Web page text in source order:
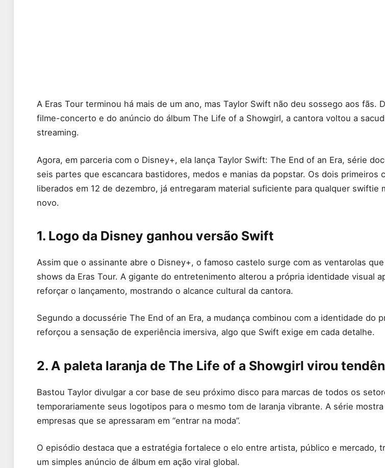
A Eras Tour terminou há mais de um ano, mas Taylor Swift não deu sossego aos fãs.
filme-concerto e do anúncio do álbum The Life of a Showgirl, a cantora voltou a
streaming.
Agora, em parceria com o Disney+, ela lança Taylor Swift: The End of an Era, série
seis partes que escancara bastidores, medos e manias da popstar. Os dois primeiros
liberados em 12 de dezembro, já entregaram material suficiente para qualquer swiftie
novo.
1. Logo da Disney ganhou versão Swift
Assim que o assinante abre o Disney+, o famoso castelo surge com as ventarolas
shows da Eras Tour. A gigante do entretenimento alterou a própria identidade visual
reforçar o lançamento, mostrando o alcance cultural da cantora.
Segundo a docussérie The End of an Era, a mudança combinou com a identidade do
reforçou a sensação de experiência imersiva, algo que Swift exige em cada detalhe.
2. A paleta laranja de The Life of a Showgirl virou
Bastou Taylor divulgar a cor base de seu próximo disco para marcas de todos os
temporariamente seus logotipos para o mesmo tom de laranja vibrante. A série
empresas que se apressaram em “entrar na moda”.
O episódio destaca que a estratégia fortalece o elo entre artista, público e mercado,
um simples anúncio de álbum em ação viral global.